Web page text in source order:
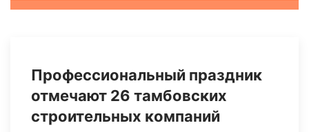
Профессиональный праздник
отмечают 26 тамбовских
строительных компаний